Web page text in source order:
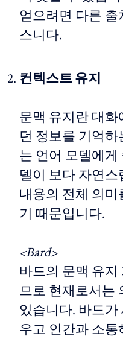
얻으려면 다른
스니다.
컨텍스트 유지
문맥 유지란 대
던 정보를 기억
는 언어 모델에게
델이 보다 자연
내용의 전체 의
기 때문입니다.
<Bard>
바드의 문맥 유
므로 현재로서는
있습니다. 바드가
우고 인간과 소통